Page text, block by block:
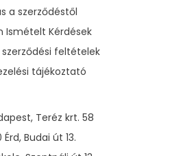
a szerződéstől
Ismételt Kérdések
feltételek
tájékoztató
Teréz krt. 58
Érd, Budai út 13.